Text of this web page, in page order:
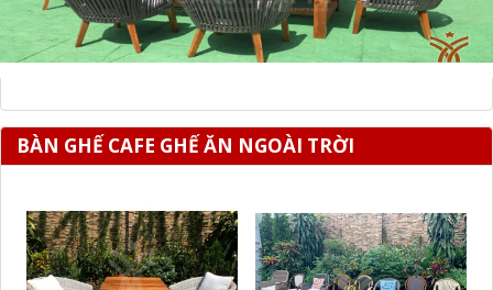
BÀN GHẾ CAFE GHẾ ĂN NGOÀI TRỜI